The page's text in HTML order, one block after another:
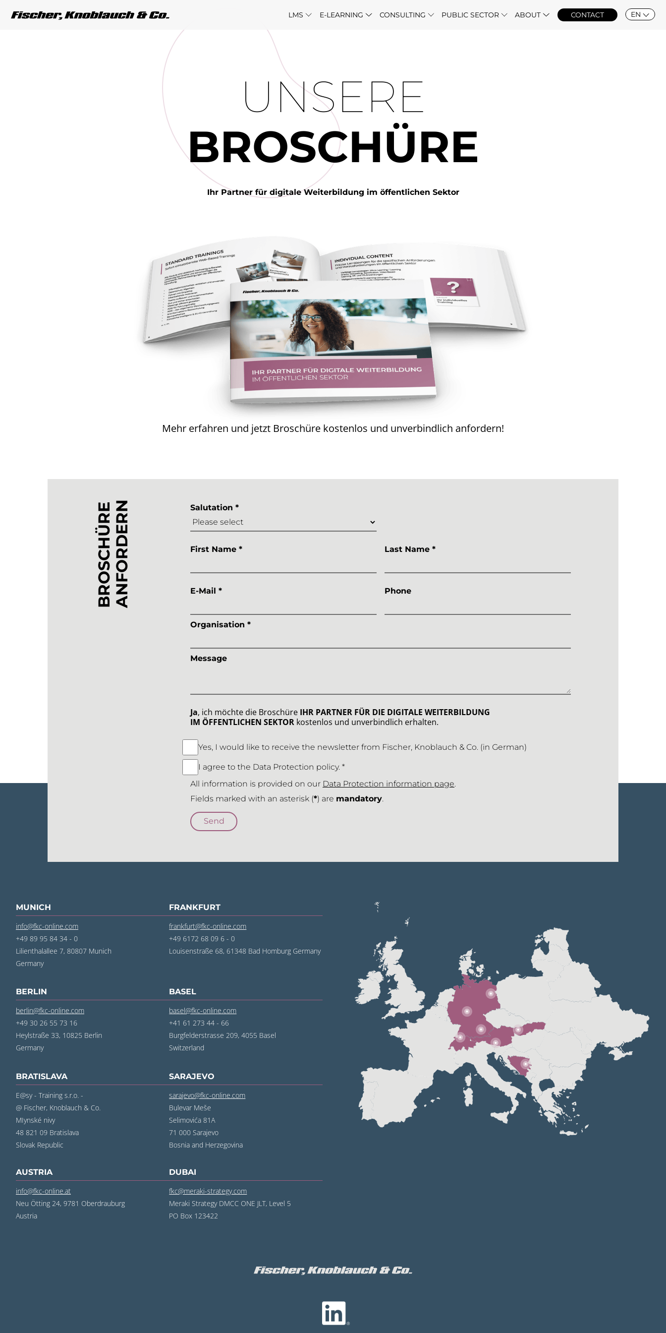
LMS E-LEARNING CONSULTING PUBLIC SECTOR ABOUT CONTACT EN
UNSERE
BROSCHÜRE
Ihr Partner für digitale Weiterbildung im öffentlichen Sektor
Mehr erfahren und jetzt Broschüre kostenlos und unverbindlich anfordern!
BROSCHÜREANFORDERN Salutation *
First Name * Last Name *
E-Mail * Phone
Organisation *
Message
Ja, ich möchte die Broschüre IHR PARTNER FÜR DIE DIGITALE WEITERBILDUNG
IM ÖFFENTLICHEN SEKTOR kostenlos und unverbindlich erhalten.
Yes, I would like to receive the newsletter from Fischer, Knoblauch & Co. (in German)
I agree to the Data Protection policy. *
All information is provided on our Data Protection information page.
Fields marked with an asterisk (*) are mandatory.
MUNICH
info@fkc-online.com
+49 89 95 84 34 - 0
Lilienthalallee 7, 80807 Munich
‍Germany
FRANKFURT
frankfurt@fkc-online.com
+49 6172 68 09 6 - 0
Louisenstraße 68, 61348 Bad Homburg Germany
BERLIN
berlin@fkc-online.com
+49 30 26 55 73 16
Heylstraße 33, 10825 Berlin
‍Germany
BASEL
basel@fkc-online.com
+41 61 273 44 - 66
Burgfelderstrasse 209, 4055 Basel
‍Switzerland
BRATISLAVA
E@sy - Training s.r.o. -
@ Fischer, Knoblauch & Co.
MIynské nivy
48 821 09 Bratislava
‍Slovak Republic
SARAJEVO
sarajevo@fkc-online.com
Bulevar Meše
Selimovića 81A
71 000 Sarajevo
‍Bosnia and Herzegovina
AUSTRIA
info@fkc-online.at
Neu Ötting 24, 9781 Oberdrauburg
Austria
DUBAI
fkc@meraki-strategy.com
Meraki Strategy DMCC ONE JLT, Level 5
PO Box 123422